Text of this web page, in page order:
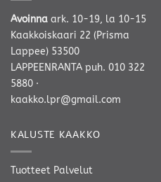
Avoinna ark. 10-19, la 10-15
Kaakkoiskaari 22 (Prisma
Lappee) 53500
LAPPEENRANTA puh. 010 322
5880 ·
kaakko.lpr@gmail.com
KALUSTE KAAKKO
Tuotteet Palvelut